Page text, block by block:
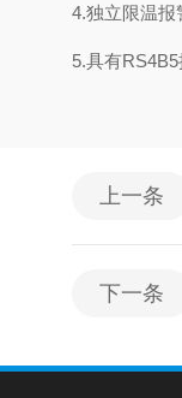
4.独立限温报
5.具有
上一条
下一条